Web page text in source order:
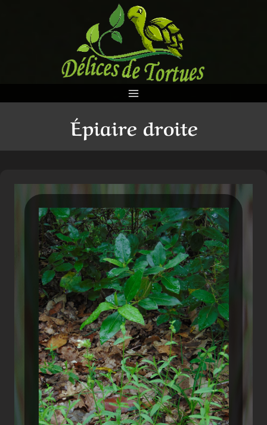
Épiaire droite